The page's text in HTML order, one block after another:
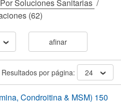
Por Soluciones Sanitarias /
(62)
afinar
Resultados por página: 24
Condroitina & MSM) 150